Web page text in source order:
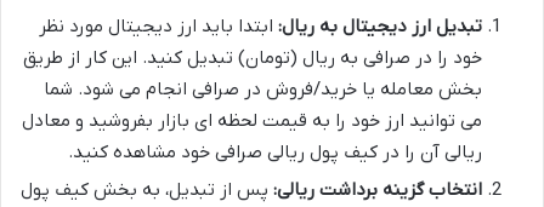
تبدیل ارز دیجیتال به ریال: ابتدا باید ارز دیجیتال مورد نظر
خود را در صرافی به ریال (تومان) تبدیل کنید. این کار از طریق
بخش معامله یا خرید/فروش در صرافی انجام می شود. شما
می توانید ارز خود را به قیمت لحظه ای بازار بفروشید و معادل
ریالی آن را در کیف پول ریالی صرافی خود مشاهده کنید.
انتخاب گزینه برداشت ریالی: پس از تبدیل، به بخش کیف پول